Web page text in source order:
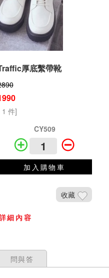
厚底繫帶靴
1 件]
CY509
加入購物車
收藏
細內容
問與答